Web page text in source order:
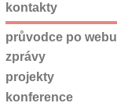
kontakty
průvodce po webu
zprávy
projekty
konference